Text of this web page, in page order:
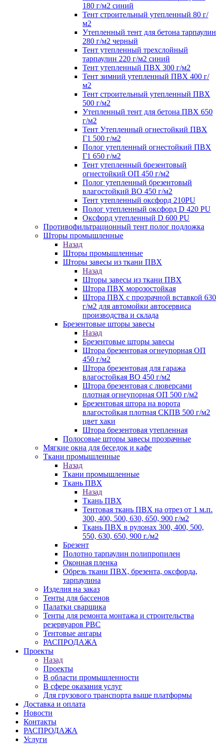
180 г/м2 синий
Тент строительный утепленный 80 г/
м2
Утепленный тент для бетона тарпаулин
280 г/м2 черный
Тент утепленный трехслойный
тарпаулин 220 г/м2 синий
Тент утепленный ПВХ 300 г/м2
Тент зимний утепленный ПВХ 400 г/
м2
Тент строительный утепленный ПВХ
500 г/м2
Утепленный тент для бетона ПВХ 650
г/м2
Тент Утепленный огнестойкий ПВХ
Г1 500 г/м2
Полог утепленный огнестойкий ПВХ
Г1 650 г/м2
Тент утепленный брезентовый
огнестойкий ОП 450 г/м2
Полог утепленный брезентовый
влагостойкий ВО 450 г/м2
Тент утепленный оксфорд 210PU
Полог утепленный оксфорд D 420 PU
Оксфорд утепленный D 600 PU
Противофильтрационный тент полог подложка
Шторы промышленные
Назад
Шторы промышленные
Шторы завесы из ткани ПВХ
Назад
Шторы завесы из ткани ПВХ
Штора ПВХ морозостойкая
Штора ПВХ с прозрачной вставкой 630
г/м2 для автомойки автосервиса
производства и склада
Брезентовые шторы завесы
Назад
Брезентовые шторы завесы
Штора брезентовая огнеупорная ОП
450 г/м2
Штора брезентовая для гаража
влагостойкая ВО 450 г/м2
Штора брезентовая с люверсами
плотная огнеупорная ОП 500 г/м2
Брезентовая штора на ворота
влагостойкая плотная СКПВ 500 г/м2
цвет хаки
Штора брезентовая утепленная
Полосовые шторы завесы прозрачные
Мягкие окна для беседок и кафе
Ткани промышленные
Назад
Ткани промышленные
Ткань ПВХ
Назад
Ткань ПВХ
Тентовая ткань ПВХ на отрез от 1 м.п.
300, 400, 500, 630, 650, 900 г/м2
Ткань ПВХ в рулонах 300, 400, 500,
550, 630, 650, 900 г./м2
Брезент
Полотно тарпаулин полипропилен
Оконная пленка
Обрезь ткани ПВХ, брезента, оксфорда,
тарпаулина
Изделия на заказ
Тенты для бассенов
Палатки сварщика
Тенты для ремонта монтажа и строительства
резервуаров РВС
Тентовые ангары
РАСПРОДАЖА
Проекты
Назад
Проекты
В области промышленности
В сфере оказания услуг
Для грузового транспорта выше платформы
Доставка и оплата
Новости
Контакты
РАСПРОДАЖА
Услуги